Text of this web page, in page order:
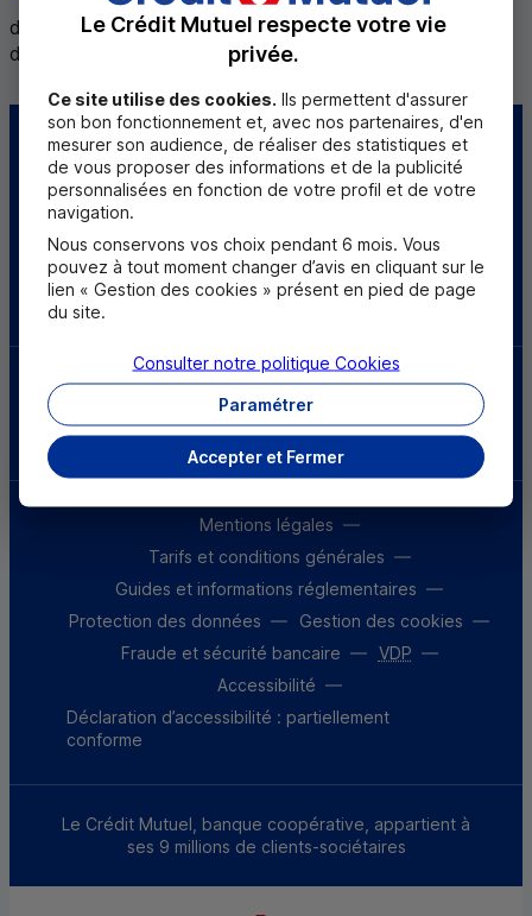
de 8h30 à 12h et de 14h à 18h du lundi au vendredi,
de 8h30 à 12h le samedi
Centre d'aide Trouver une caisse
Sourds et
Télécharger l'application
Parrainez un proche et profitez ensemble
Découvrir notre offre
Mentions légales
Tarifs et conditions générales
Guides et informations réglementaires
Protection des données
Gestion des cookies
Fraude et sécurité bancaire
VDP
Accessibilité
Déclaration d’accessibilité : partiellement
conforme
Le Crédit Mutuel, banque coopérative, appartient à
ses 9 millions de clients-sociétaires
Le Crédit Mutuel respecte votre vie
privée.
Ce site utilise des cookies. Ils permettent d'assurer
son bon fonctionnement et, avec nos partenaires, d'en
mesurer son audience, de réaliser des statistiques et
de vous proposer des informations et de la publicité
personnalisées en fonction de votre profil et de votre
navigation.
Nous conservons vos choix pendant 6 mois. Vous
pouvez à tout moment changer d’avis en cliquant sur le
lien « Gestion des cookies » présent en pied de page
du site.
Accepter et Fermer
Paramétrer
Consulter notre politique Cookies